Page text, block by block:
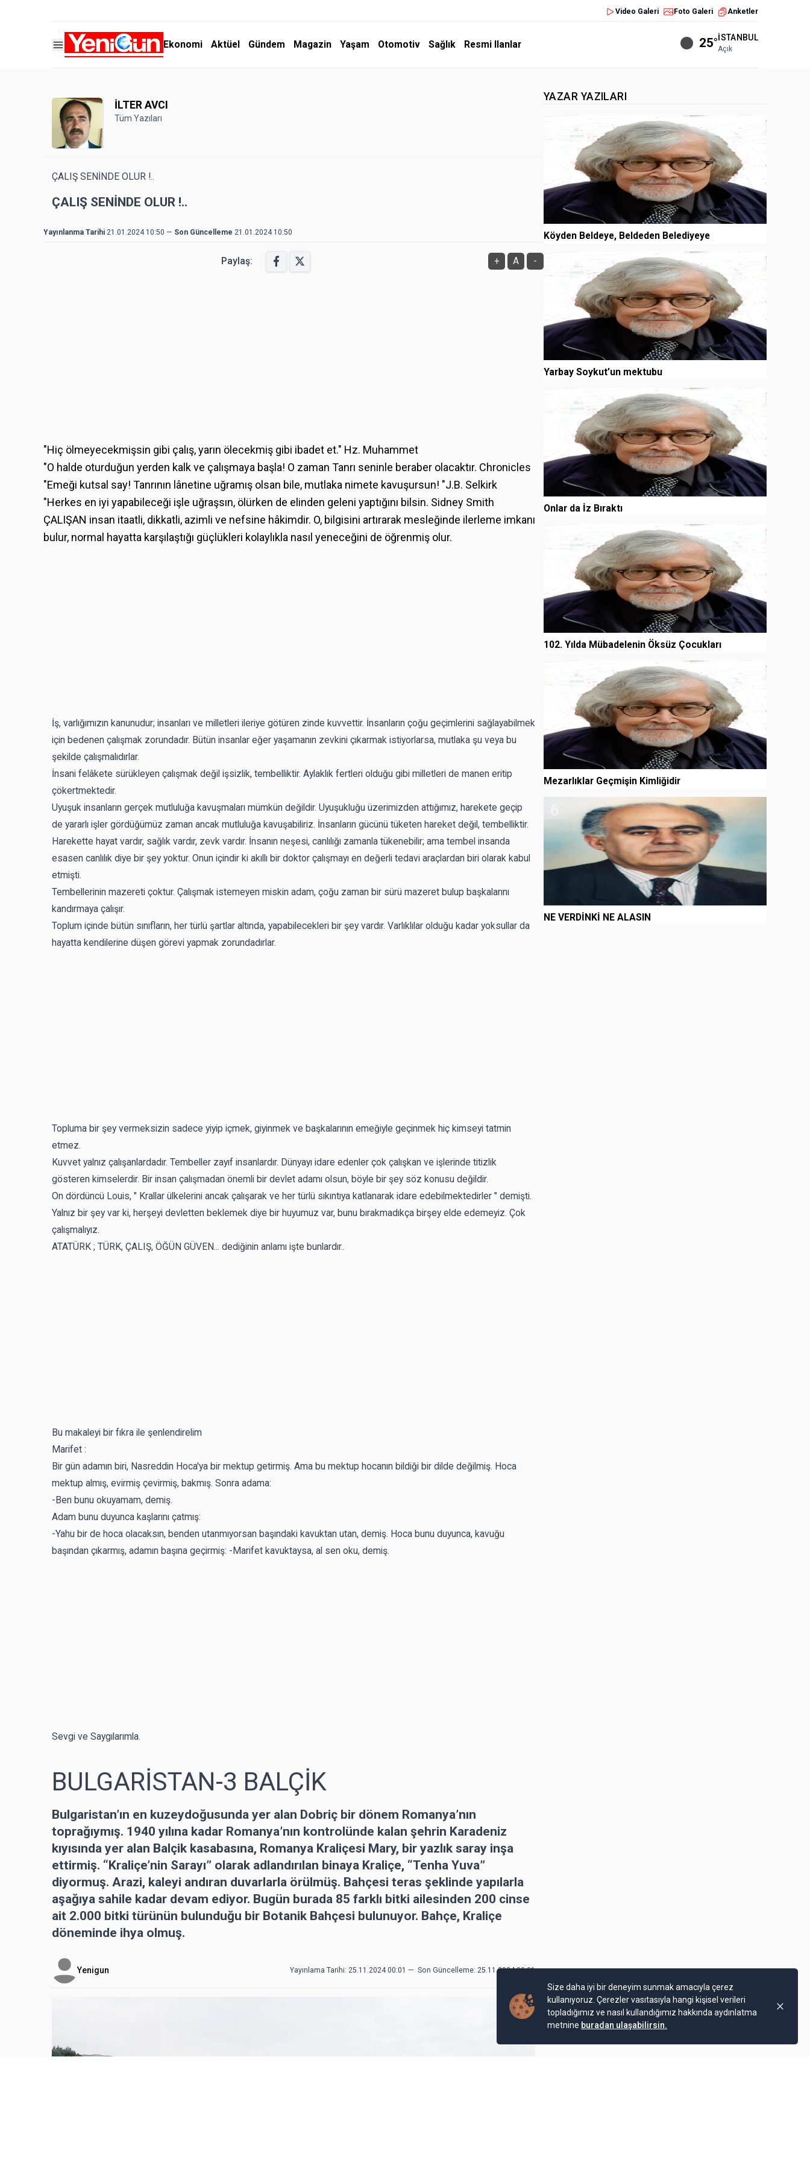
Video Galeri Foto Galeri Anketler
Ekonomi Aktüel Gündem Magazin Yaşam Otomotiv Sağlık Resmi Ilanlar 25°İSTANBUL
Açık
İLTER AVCI
Tüm Yazıları
ÇALIŞ SENİNDE OLUR !..
ÇALIŞ SENİNDE OLUR !..
Yayınlanma Tarihi 21.01.2024 10:50 — Son Güncelleme 21.01.2024 10:50
Paylaş: + A -
"Hiç ölmeyecekmişsin gibi çalış, yarın ölecekmiş gibi ibadet et." Hz. Muhammet
"O halde oturduğun yerden kalk ve çalışmaya başla! O zaman Tanrı seninle beraber olacaktır. Chronicles
"Emeği kutsal say! Tanrının lânetine uğramış olsan bile, mutlaka nimete kavuşursun! "J.B. Selkirk
"Herkes en iyi yapabileceği işle uğraşsın, ölürken de elinden geleni yaptığını bilsin. Sidney Smith
ÇALIŞAN insan itaatli, dikkatli, azimli ve nefsine hâkimdir. O, bilgisini artırarak mesleğinde ilerleme imkanı
bulur, normal hayatta karşılaştığı güçlükleri kolaylıkla nasıl yeneceğini de öğrenmiş olur.
İş, varlığımızın kanunudur; insanları ve milletleri ileriye götüren zinde kuvvettir. İnsanların çoğu geçimlerini sağlayabilmek
için bedenen çalışmak zorundadır. Bütün insanlar eğer yaşamanın zevkini çıkarmak istiyorlarsa, mutlaka şu veya bu
şekilde çalışmalıdırlar.
İnsani felâkete sürükleyen çalışmak değil işsizlik, tembelliktir. Aylaklık fertleri olduğu gibi milletleri de manen eritip
çökertmektedir.
Uyuşuk insanların gerçek mutluluğa kavuşmaları mümkün değildir. Uyuşukluğu üzerimizden attığımız, harekete geçip
de yararlı işler gördüğümüz zaman ancak mutluluğa kavuşabiliriz. İnsanların gücünü tüketen hareket değil, tembelliktir.
Harekette hayat vardır, sağlık vardır, zevk vardır. İnsanın neşesi, canlılığı zamanla tükenebilir; ama tembel insanda
esasen canlılık diye bir şey yoktur. Onun içindir ki akıllı bir doktor çalışmayı en değerli tedavi araçlardan biri olarak kabul
etmişti.
Tembellerinin mazereti çoktur. Çalışmak istemeyen miskin adam, çoğu zaman bir sürü mazeret bulup başkalarını
kandırmaya çalışır.
Toplum içinde bütün sınıfların, her türlü şartlar altında, yapabilecekleri bir şey vardır. Varlıklılar olduğu kadar yoksullar da
hayatta kendilerine düşen görevi yapmak zorundadırlar.
Topluma bir şey vermeksizin sadece yiyip içmek, giyinmek ve başkalarının emeğiyle geçinmek hiç kimseyi tatmin
etmez.
Kuvvet yalnız çalışanlardadır. Tembeller zayıf insanlardır. Dünyayı idare edenler çok çalışkan ve işlerinde titizlik
gösteren kimselerdir. Bir insan çalışmadan önemli bir devlet adamı olsun, böyle bir şey söz konusu değildir.
On dördüncü Louis, " Krallar ülkelerini ancak çalışarak ve her türlü sıkıntıya katlanarak idare edebilmektedirler " demişti.
Yalnız bir şey var ki, herşeyi devletten beklemek diye bir huyumuz var, bunu bırakmadıkça birşey elde edemeyiz. Çok
çalışmalıyız.
ATATÜRK ; TÜRK, ÇALIŞ, ÖĞÜN GÜVEN... dediğinin anlamı işte bunlardır..
Bu makaleyi bir fıkra ile şenlendirelim
Marifet :
Bir gün adamın biri, Nasreddin Hoca'ya bir mektup getirmiş. Ama bu mektup hocanın bildiği bir dilde değilmiş. Hoca
mektup almış, evirmiş çevirmiş, bakmış. Sonra adama:
-Ben bunu okuyamam, demiş.
Adam bunu duyunca kaşlarını çatmış:
-Yahu bir de hoca olacaksın, benden utanmıyorsan başındaki kavuktan utan, demiş. Hoca bunu duyunca, kavuğu
başından çıkarmış, adamın başına geçirmiş: -Marifet kavuktaysa, al sen oku, demiş.
Sevgi ve Saygılarımla.
BULGARİSTAN-3 BALÇİK
Bulgaristan’ın en kuzeydoğusunda yer alan Dobriç bir dönem Romanya’nın
toprağıymış. 1940 yılına kadar Romanya’nın kontrolünde kalan şehrin Karadeniz
kıyısında yer alan Balçik kasabasına, Romanya Kraliçesi Mary, bir yazlık saray inşa
ettirmiş. “Kraliçe’nin Sarayı” olarak adlandırılan binaya Kraliçe, “Tenha Yuva”
diyormuş. Arazi, kaleyi andıran duvarlarla örülmüş. Bahçesi teras şeklinde yapılarla
aşağıya sahile kadar devam ediyor. Bugün burada 85 farklı bitki ailesinden 200 cinse
ait 2.000 bitki türünün bulunduğu bir Botanik Bahçesi bulunuyor. Bahçe, Kraliçe
döneminde ihya olmuş.
Yenigun Yayınlama Tarihi: 25.11.2024 00:01 — Son Güncelleme: 25.11.2024 00:01
YAZAR YAZILARI
Köyden Beldeye, Beldeden Belediyeye
Yarbay Soykut’un mektubu
Onlar da İz Bıraktı
102. Yılda Mübadelenin Öksüz Çocukları
Mezarlıklar Geçmişin Kimliğidir
NE VERDİNKİ NE ALASIN
Size daha iyi bir deneyim sunmak amacıyla çerez
kullanıyoruz. Çerezler vasıtasıyla hangi kişisel verileri
topladığımız ve nasıl kullandığımız hakkında aydınlatma
metnine buradan ulaşabilirsin.